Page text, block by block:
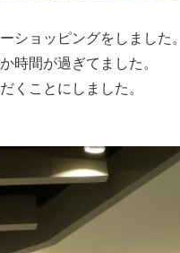
ショッピングをしました。
時間が過ぎてました。
くことにしました。